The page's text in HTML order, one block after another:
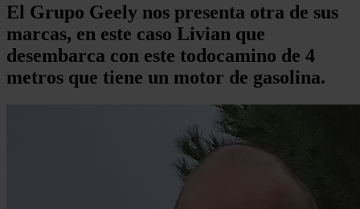
El Grupo Geely nos presenta otra de sus
marcas, en este caso Livian que
desembarca con este todocamino de 4
metros que tiene un motor de gasolina.